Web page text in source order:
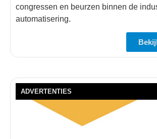
congressen en beurzen binnen de
automatisering.
ADVERTENTIES